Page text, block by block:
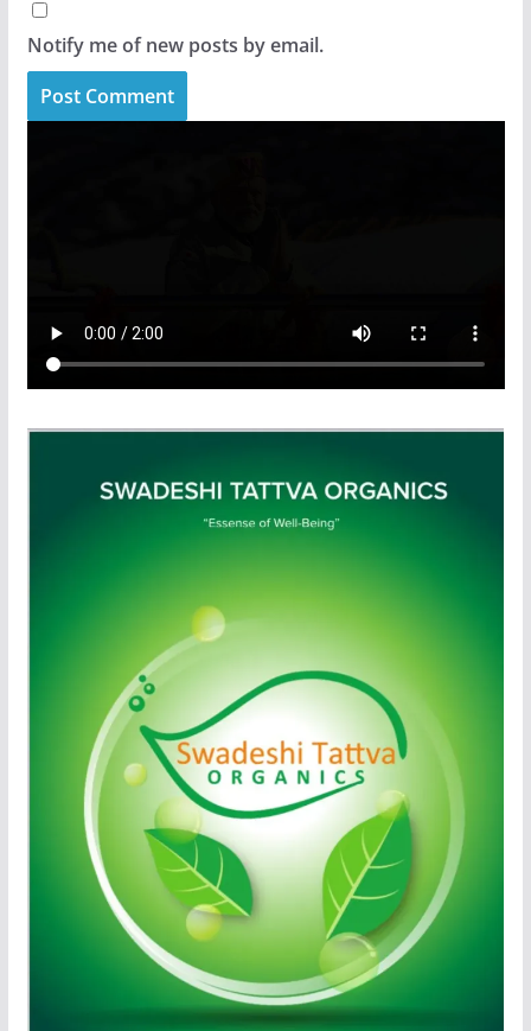
Notify me of new posts by email.